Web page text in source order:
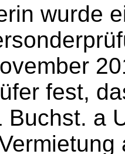
wurde
fest,
Buchst. a